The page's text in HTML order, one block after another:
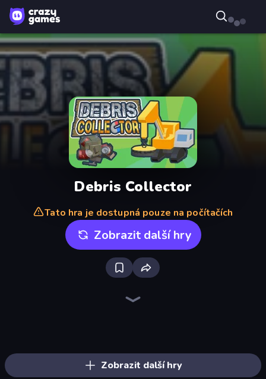
Debris Collector
Tato hra je dostupná pouze na počítačích
Zobrazit další hry
Zobrazit další hry